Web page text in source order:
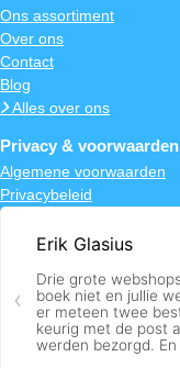
Ons assortiment
Over ons
Contact
Blog
Alles over ons
Privacy & voorwaarden
Algemene voorwaarden
Privacybeleid